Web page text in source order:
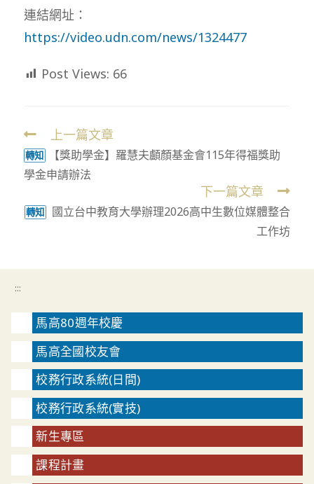
連結網址：
https://video.udn.com/news/1324477
Post Views: 66
Read
more
articles
上一篇文章
轉知
【獎助學金】羅慧夫顱顏基金會115年得福獎助
學金申請辦法
下一篇文章
轉知
國立台中教育大學辦理2026高中生數位媒體整合
工作坊
:::
馬高80週年校慶
馬高全國校友會
校務行政系統(日間)
校務行政系統(實技)
新生專區
課程計畫